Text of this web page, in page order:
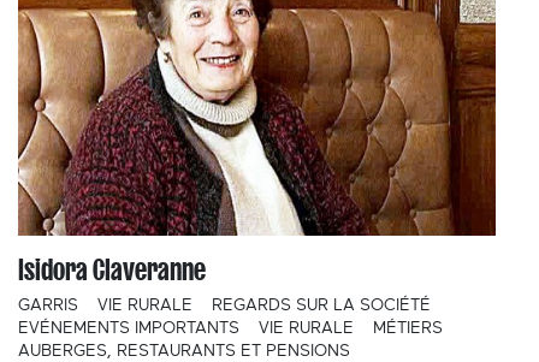
Isidora Claveranne
GARRIS VIE RURALE
REGARDS SUR LA SOCIÉTÉ
EVÉNEMENTS IMPORTANTS
VIE RURALE
MÉTIERS
AUBERGES, RESTAURANTS ET PENSIONS